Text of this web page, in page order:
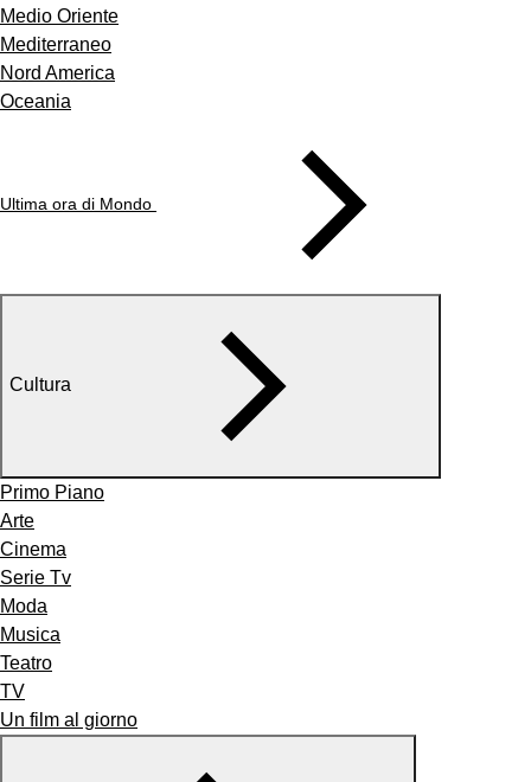
Medio Oriente
Mediterraneo
Nord America
Oceania
Ultima ora di Mondo
Cultura
Primo Piano
Arte
Cinema
Serie Tv
Moda
Musica
Teatro
TV
Un film al giorno